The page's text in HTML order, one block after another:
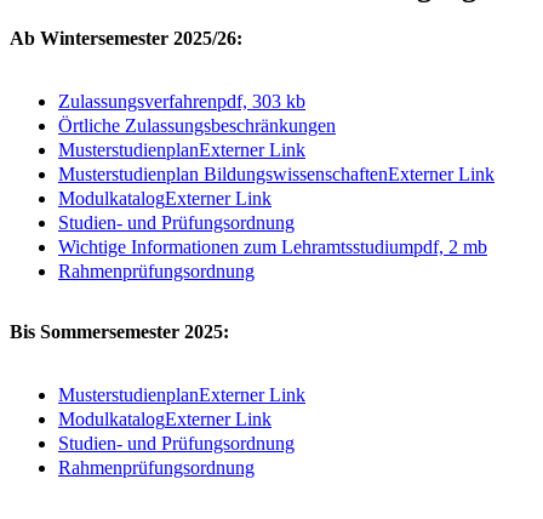
Ab Wintersemester 2025/26:
Zulassungsverfahrenpdf, 303 kb
Örtliche Zulassungsbeschränkungen
MusterstudienplanExterner Link
Musterstudienplan BildungswissenschaftenExterner Link
ModulkatalogExterner Link
Studien- und Prüfungsordnung
Wichtige Informationen zum Lehramtsstudiumpdf, 2 mb
Rahmenprüfungsordnung
Bis Sommersemester 2025:
MusterstudienplanExterner Link
ModulkatalogExterner Link
Studien- und Prüfungsordnung
Rahmenprüfungsordnung